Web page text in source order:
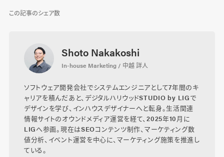
この記事のシェア数
Shoto Nakakoshi
In-house Marketing / 中越 詳人
ソフトウェア開発会社でシステムエンジニアとして7年間のキ
ャリアを積んだあと、デジタルハリウッドSTUDIO by LIGで
デザインを学び、インハウスデザイナーへと転身。生活関連
情報サイトのオウンドメディア運営を経て、2025年10月に
LIGへ参画。現在はSEOコンテンツ制作、マーケティング数
値分析、イベント運営を中心に、マーケティング施策を推進し
ている。